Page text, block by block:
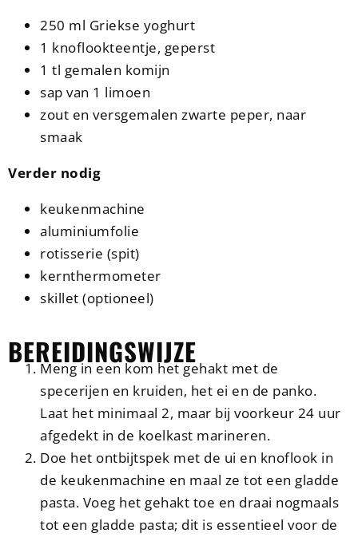
BEREIDINGSWIJZE
Meng in een kom het gehakt met de
specerijen en kruiden, het ei en de panko.
Laat het minimaal 2, maar bij voorkeur 24 uur
afgedekt in de koelkast marineren.
Doe het ontbijtspek met de ui en knoflook in
de keukenmachine en maal ze tot een gladde
pasta. Voeg het gehakt toe en draai nogmaals
tot een gladde pasta; dit is essentieel voor de
250 ml Griekse yoghurt
1 knoflookteentje, geperst
1 tl gemalen komijn
sap van 1 limoen
zout en versgemalen zwarte peper, naar
smaak
Verder nodig
keukenmachine
aluminiumfolie
rotisserie (spit)
kernthermometer
skillet (optioneel)